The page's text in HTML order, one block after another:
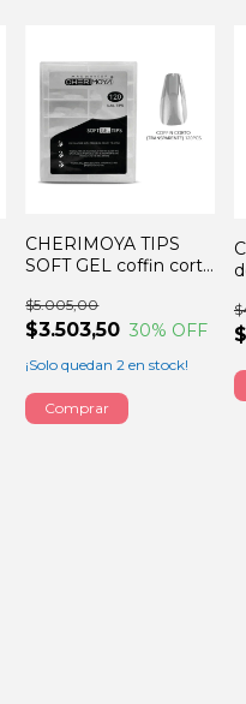
CHERIMOYA TIPS
SOFT GEL coffin corto
$3.503,50
$5.005,00
30% OFF
¡Solo quedan2 en stock!